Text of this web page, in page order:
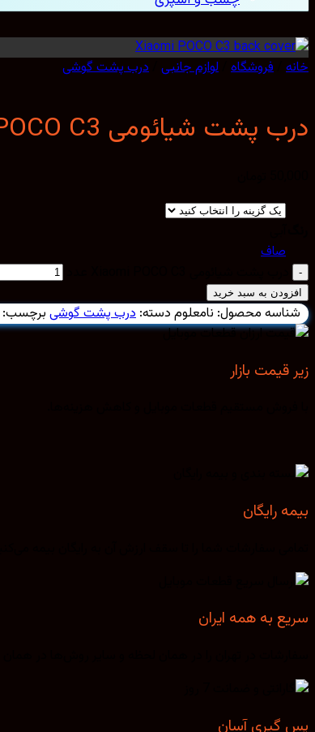
خانه فروشگاه لوازم جانبی درب پشت گوشی
درب پشت شیائومی Xiaomi POCO C3
صاف
افزودن به سبد خرید
شناسه محصول: نامعلوم دسته: درب پشت گوشی برچسب:
زیر قیمت بازار
بیمه رایگان
سریع به همه ایران
پس گیری آسان